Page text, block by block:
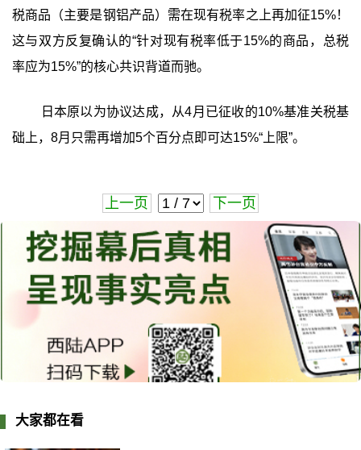
税商品（主要是钢铝产品）需在现有税率之上再加征15%！
这与双方反复确认的“针对现有税率低于15%的商品，总税
率应为15%”的核心共识背道而驰。
日本原以为协议达成，从4月已征收的10%基准关税基
础上，8月只需再增加5个百分点即可达15%“上限”。
上一页 下一页
大家都在看